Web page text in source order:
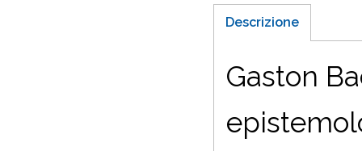
Descrizione
Gaston